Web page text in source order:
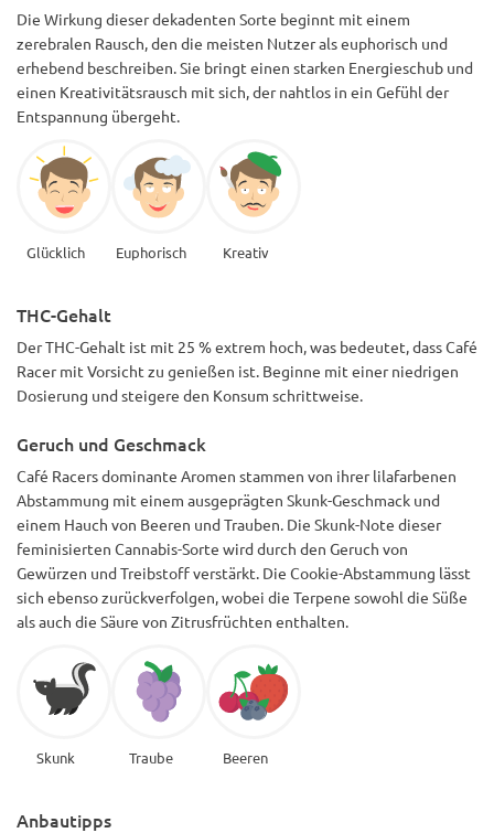
Die Wirkung dieser dekadenten Sorte beginnt mit einem
zerebralen Rausch, den die meisten Nutzer als euphorisch und
erhebend beschreiben. Sie bringt einen starken Energieschub und
einen Kreativitätsrausch mit sich, der nahtlos in ein Gefühl der
Entspannung übergeht.
Glücklich Euphorisch Kreativ
THC-Gehalt
Der THC-Gehalt ist mit 25 % extrem hoch, was bedeutet, dass Café
Racer mit Vorsicht zu genießen ist. Beginne mit einer niedrigen
Dosierung und steigere den Konsum schrittweise.
Geruch und Geschmack
Café Racers dominante Aromen stammen von ihrer lilafarbenen
Abstammung mit einem ausgeprägten Skunk-Geschmack und
einem Hauch von Beeren und Trauben. Die Skunk-Note dieser
feminisierten Cannabis-Sorte wird durch den Geruch von
Gewürzen und Treibstoff verstärkt. Die Cookie-Abstammung lässt
sich ebenso zurückverfolgen, wobei die Terpene sowohl die Süße
als auch die Säure von Zitrusfrüchten enthalten.
Skunk Traube Beeren
Anbautipps